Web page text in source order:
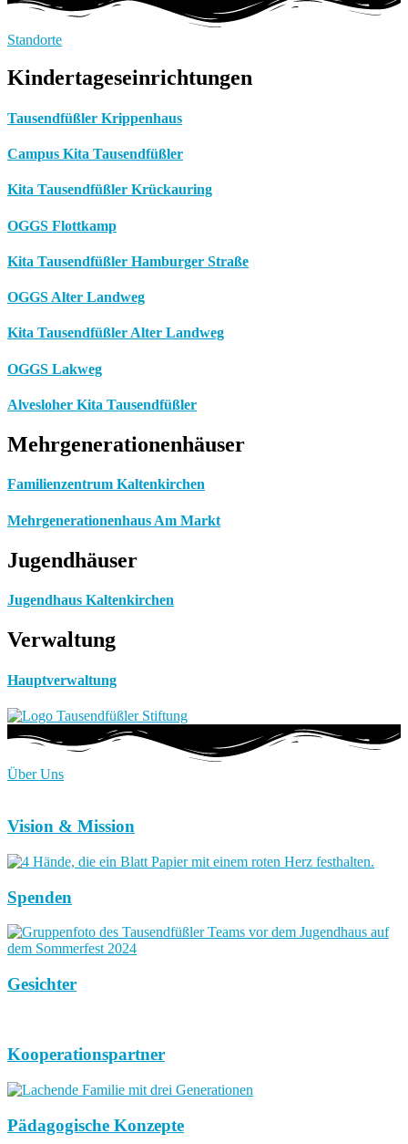
Standorte
Kindertageseinrichtungen
Tausendfüßler Krippenhaus
Campus Kita Tausendfüßler
Kita Tausendfüßler Krückauring
OGGS Flottkamp
Kita Tausendfüßler Hamburger Straße
OGGS Alter Landweg
Kita Tausendfüßler Alter Landweg
OGGS Lakweg
Alvesloher Kita Tausendfüßler
Mehrgenerationenhäuser
Familienzentrum Kaltenkirchen
Mehrgenerationenhaus Am Markt
Jugendhäuser
Jugendhaus Kaltenkirchen
Verwaltung
Hauptverwaltung
Über Uns
Vision & Mission
Spenden
Gesichter
Kooperationspartner
Pädagogische Konzepte